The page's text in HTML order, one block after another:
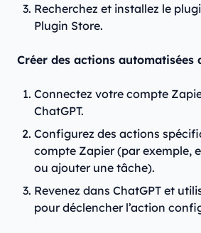
Recherchez et installez le
Plugin Store.
Créer des actions automatisées
Connectez votre compte
ChatGPT.
Configurez des actions
compte Zapier (par exemple,
ou ajouter une tâche).
Revenez dans ChatGPT et
pour déclencher l’action